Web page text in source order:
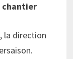
chantier
la direction